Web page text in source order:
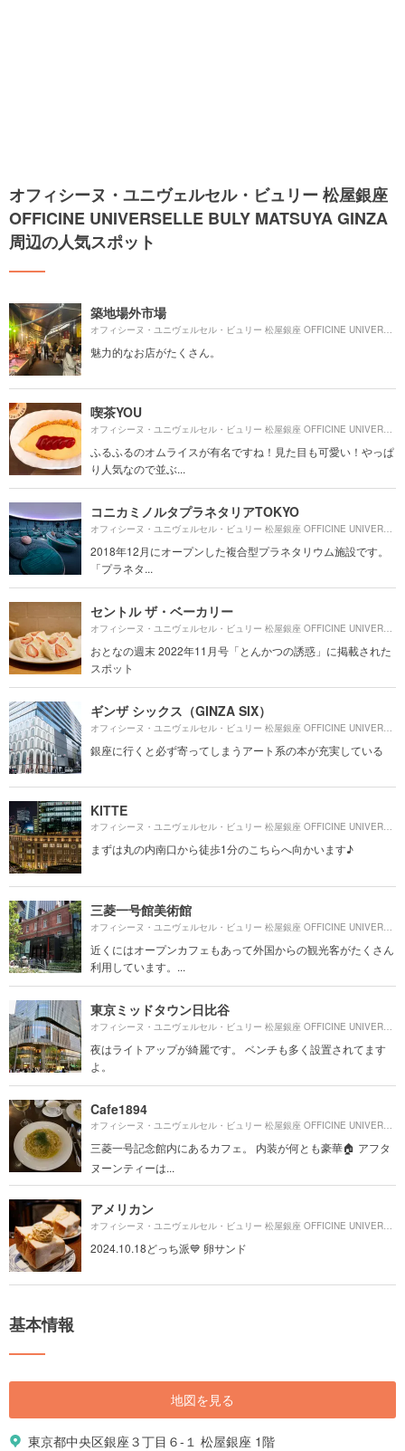
オフィシーヌ・ユニヴェルセル・ビュリー 松屋銀座
OFFICINE UNIVERSELLE BULY MATSUYA GINZA
周辺の人気スポット
築地場外市場
魅力的なお店がたくさん。
喫茶YOU
ふるふるのオムライスが有名ですね！見た目も可愛い！やっぱ
り人気なので並ぶ...
コニカミノルタプラネタリアTOKYO
2018年12月にオープンした複合型プラネタリウム施設です。
「プラネタ...
セントル ザ・ベーカリー
おとなの週末 2022年11月号「とんかつの誘惑」に掲載された
スポット
ギンザ シックス（GINZA SIX）
銀座に行くと必ず寄ってしまうアート系の本が充実している
KITTE
まずは丸の内南口から徒歩1分のこちらへ向かいます♪
三菱一号館美術館
近くにはオープンカフェもあって外国からの観光客がたくさん
利用しています。...
東京ミッドタウン日比谷
夜はライトアップが綺麗です。 ベンチも多く設置されてます
よ。
Cafe1894
三菱一号記念館内にあるカフェ。 内装が何とも豪華🏠 アフタ
ヌーンティーは...
アメリカン
2024.10.18どっち派💙 卵サンド
基本情報
地図を見る
東京都中央区銀座３丁目６-１ 松屋銀座 1階